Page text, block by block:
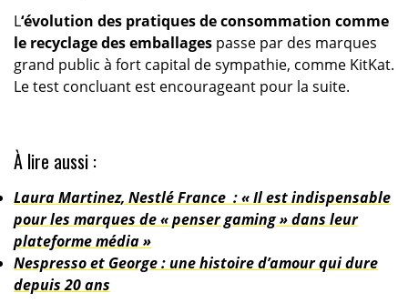
L‘évolution des pratiques de consommation comme
le recyclage des emballages passe par des marques
grand public à fort capital de sympathie, comme KitKat.
Le test concluant est encourageant pour la suite.
À lire aussi :
Laura Martinez, Nestlé France : « Il est indispensable
pour les marques de « penser gaming » dans leur
plateforme média »
Nespresso et George : une histoire d’amour qui dure
depuis 20 ans